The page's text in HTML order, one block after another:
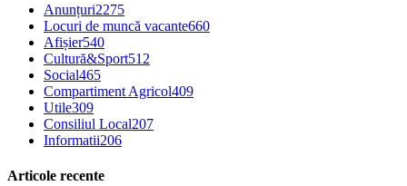
Anunțuri2275
Locuri de muncă vacante660
Afișier540
Cultură&Sport512
Social465
Compartiment Agricol409
Utile309
Consiliul Local207
Informatii206
Articole recente